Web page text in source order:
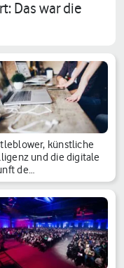
Das war die
künstliche
und die digitale
de…